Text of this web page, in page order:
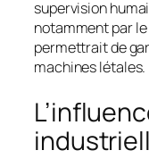
supervision
notamment par le
permettrait de
machines létales.